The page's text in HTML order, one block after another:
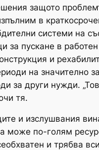
защото
в
системи на
за пускане в
и
на значително
за други нужди.
тя.
и изслушвания
може по-голям
и трябва